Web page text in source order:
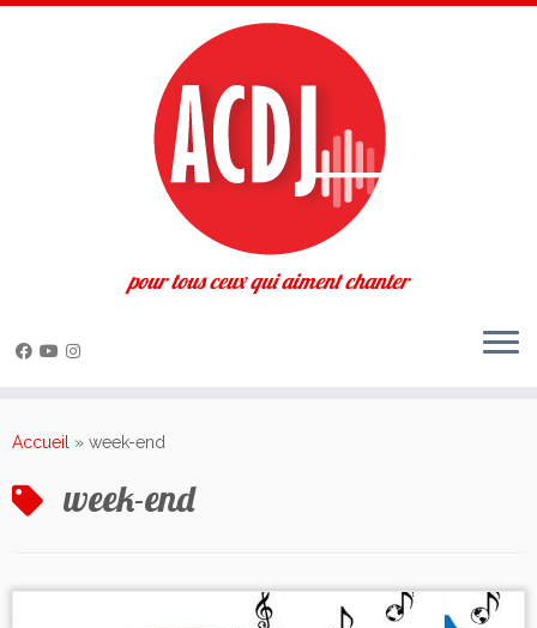
au
pour tous ceux qui aiment chanter
Accueil » week-end
week-end